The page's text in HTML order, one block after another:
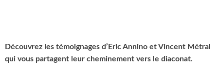
Découvrez les témoignages d’Eric Annino et Vincent Métral
qui vous partagent leur cheminement vers le diaconat.